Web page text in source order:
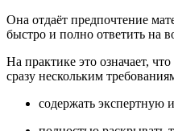
Она отдаёт предпочтение
быстро и полно ответить на
На практике это означает,
сразу нескольким
содержать экспертную